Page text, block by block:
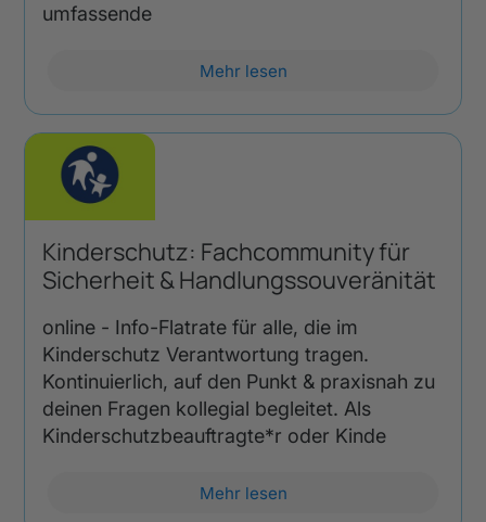
umfassende
Mehr lesen
Kinderschutz: Fachcommunity für
Sicherheit & Handlungssouveränität
online - Info-Flatrate für alle, die im
Kinderschutz Verantwortung tragen.
Kontinuierlich, auf den Punkt & praxisnah zu
deinen Fragen kollegial begleitet. Als
Kinderschutzbeauftragte*r oder Kinde
Mehr lesen